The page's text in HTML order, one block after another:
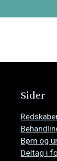
Sider
Børn og
Deltag i